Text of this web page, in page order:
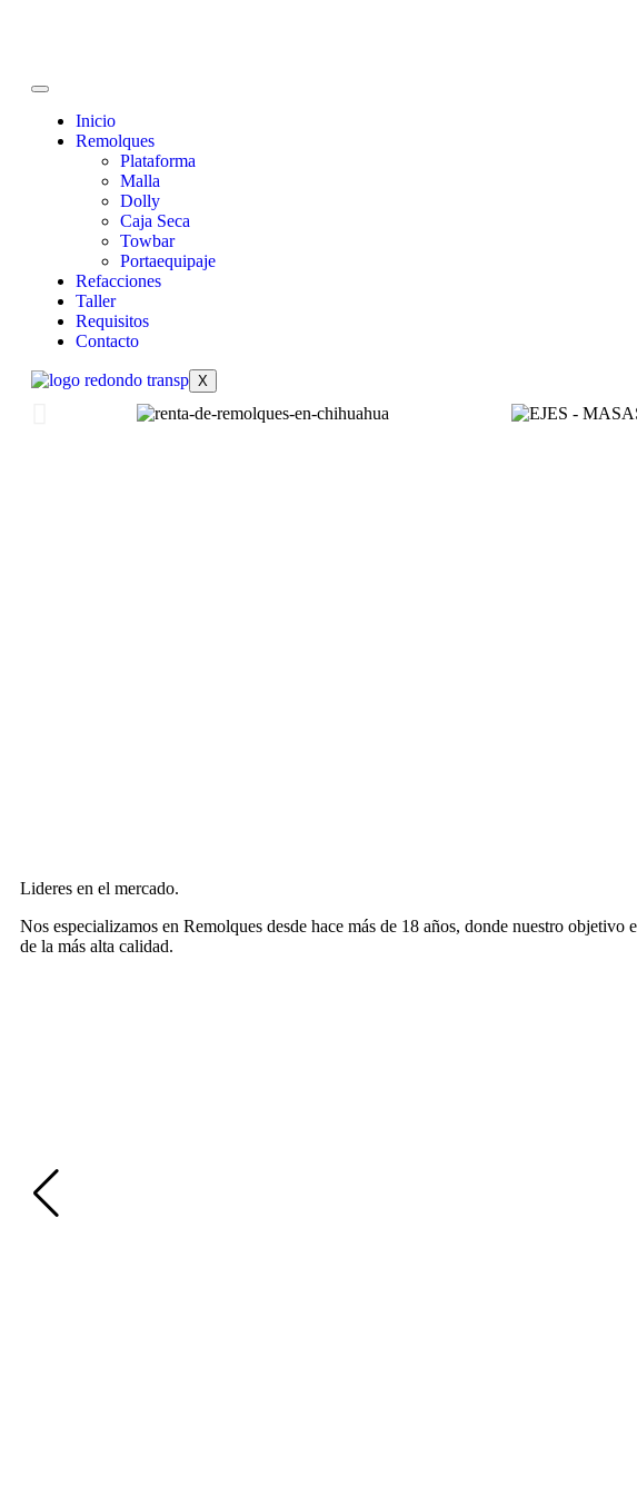
Inicio
Remolques
Plataforma
Malla
Dolly
Caja Seca
Towbar
Portaequipaje
Refacciones
Taller
Requisitos
Contacto
X
Lideres en el mercado.
Nos especializamos en Remolques desde hace más de 18 años, donde nuestro
de la más alta calidad.